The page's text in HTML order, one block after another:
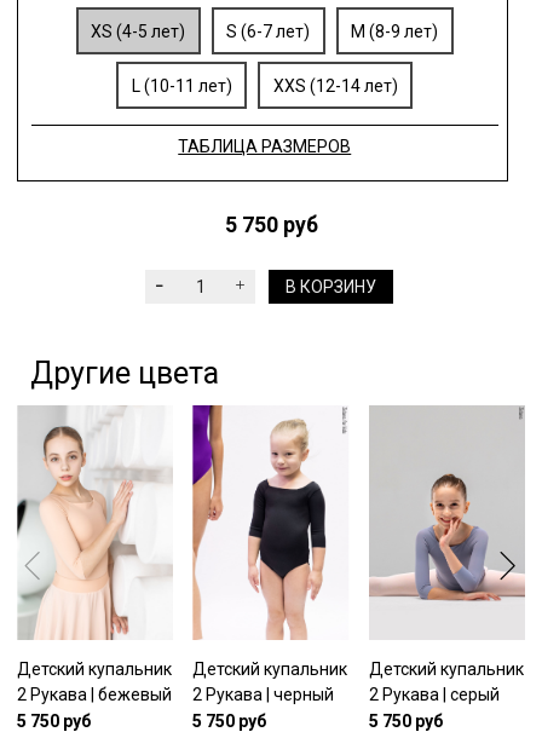
XS (4-5 лет) S (6-7 лет) M (8-9 лет)
L (10-11 лет) XXS (12-14 лет)
ТАБЛИЦА РАЗМЕРОВ
5 750 руб
В КОРЗИНУ
Другие цвета
Детский купальник
2 Рукава | бежевый
5 750 руб
Детский купальник
2 Рукава | черный
5 750 руб
Детский купальник
2 Рукава | серый
5 750 руб